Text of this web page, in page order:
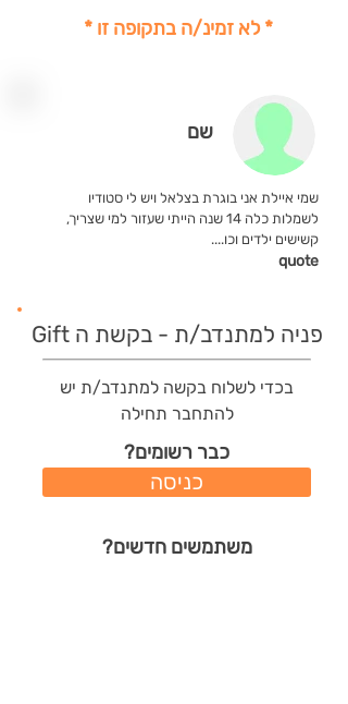
* לא זמינ/ה בתקופה זו *
שם
שמי איילת אני בוגרת בצלאל ויש לי סטודיו
לשמלות כלה 14 שנה הייתי שעזור למי שצריך,
קשישים ילדים וכו....
quote
פניה למתנדב/ת - בקשת ה Gift
בכדי לשלוח בקשה למתנדב/ת יש
להתחבר תחילה
כבר רשומים?
כניסה
משתמשים חדשים?